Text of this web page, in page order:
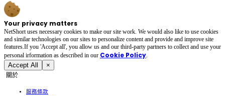
Your privacy matters
NetShort uses necessary cookies to make our site work. We would also like to use cookies
and similar technologies on our sites to personalize content and provide and improve site
features.If you 'Accept all', you allow us and our third-party partners to collect and use your
personal irformation as described in our Cookie Policy.
Accept All ×
關於
服務條款